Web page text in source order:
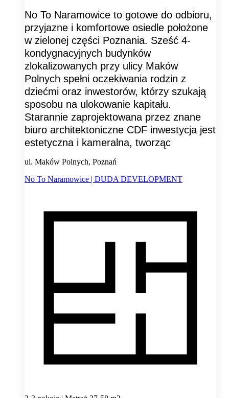
No To Naramowice to gotowe do odbioru,
przyjazne i komfortowe osiedle położone
w zielonej części Poznania. Sześć 4-
kondygnacyjnych budynków
zlokalizowanych przy ulicy Maków
Polnych spełni oczekiwania rodzin z
dziećmi oraz inwestorów, którzy szukają
sposobu na ulokowanie kapitału.
Starannie zaprojektowana przez znane
biuro architektoniczne CDF inwestycja jest
estetyczna i kameralna, tworząc
ul. Maków Polnych, Poznań
No To Naramowice | DUDA DEVELOPMENT